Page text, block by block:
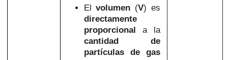
Elvolumen (V) es
directamente
proporcional a la
cantidad de
partículas de gas